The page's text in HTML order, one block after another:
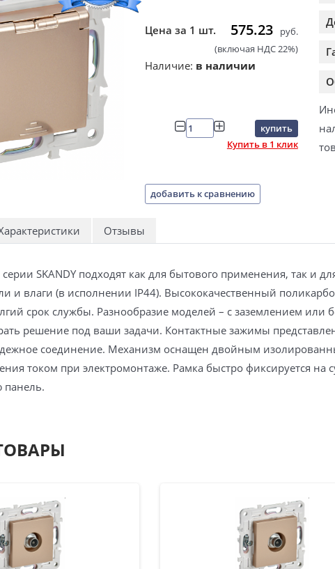
Цена за 1 шт. 575.23
руб.
(включая НДС 22%)
Наличие: в наличии
купить
Купить в 1 клик
добавить к сравнению
Отзывы
SKANDY подходят как для бытового применения, так
и влаги (в исполнении IP44). Высококачественный
срок службы. Разнообразие моделей – с заземлением
решение под ваши задачи. Контактные зажимы
соединение. Механизм оснащен двойным
током при электромонтаже. Рамка быстро фиксируется на
панель.